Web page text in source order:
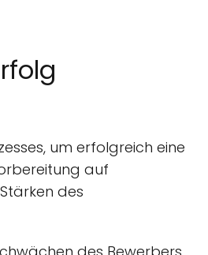
um erfolgreich eine
auf
des